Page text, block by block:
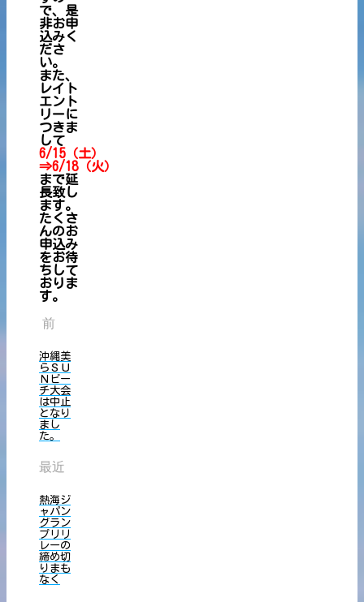
で、是
非お申
込みく
ださ
い。
また、
レイト
エント
リーに
つきま
して
6/15（土）
⇒6/18（火）
まで延
長致し
ます。
たくさ
んのお
申込み
をお待
ちして
おりま
す。
前
沖縄美
らＳＵ
Ｎビー
チ大会
は中止
となり
まし
た。
最近
熱海ジ
ャパン
グラン
プリリ
レーの
締め切
りまも
なく